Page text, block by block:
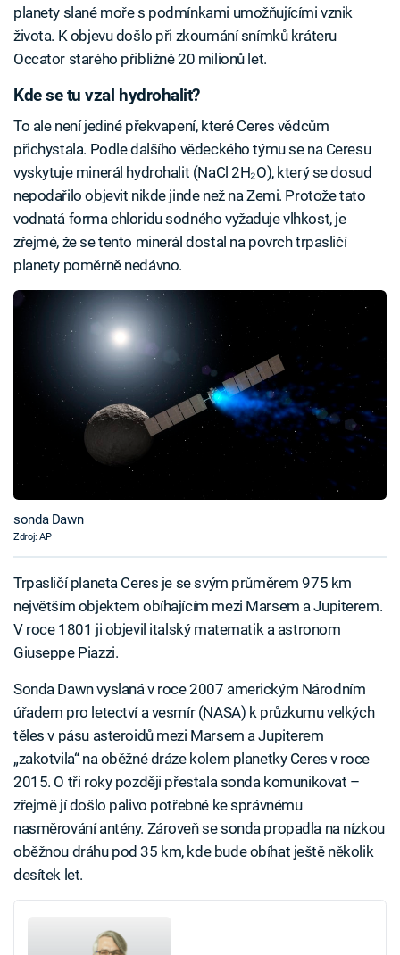
planety slané moře s podmínkami umožňujícími vznik
života. K objevu došlo při zkoumání snímků kráteru
Occator starého přibližně 20 milionů let.
Kde se tu vzal hydrohalit?
To ale není jediné překvapení, které Ceres vědcům
přichystala. Podle dalšího vědeckého týmu se na Ceresu
vyskytuje minerál hydrohalit (NaCl 2H₂O), který se dosud
nepodařilo objevit nikde jinde než na Zemi. Protože tato
vodnatá forma chloridu sodného vyžaduje vlhkost, je
zřejmé, že se tento minerál dostal na povrch trpasličí
planety poměrně nedávno.
sonda Dawn
Zdroj: AP
Trpasličí planeta Ceres je se svým průměrem 975 km
největším objektem obíhajícím mezi Marsem a Jupiterem.
V roce 1801 ji objevil italský matematik a astronom
Giuseppe Piazzi.
Sonda Dawn vyslaná v roce 2007 americkým Národním
úřadem pro letectví a vesmír (NASA) k průzkumu velkých
těles v pásu asteroidů mezi Marsem a Jupiterem
„zakotvila“ na oběžné dráze kolem planetky Ceres v roce
2015. O tři roky později přestala sonda komunikovat –
zřejmě jí došlo palivo potřebné ke správnému
nasměrování antény. Zároveň se sonda propadla na nízkou
oběžnou dráhu pod 35 km, kde bude obíhat ještě několik
desítek let.